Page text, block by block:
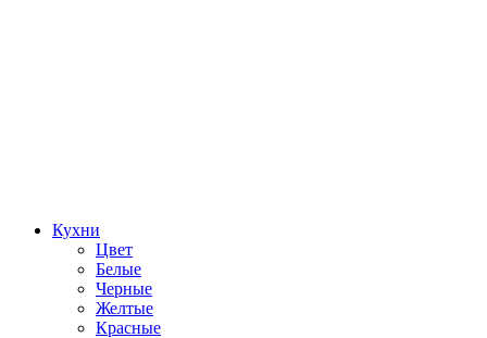
Кухни
Цвет
Белые
Черные
Желтые
Красные